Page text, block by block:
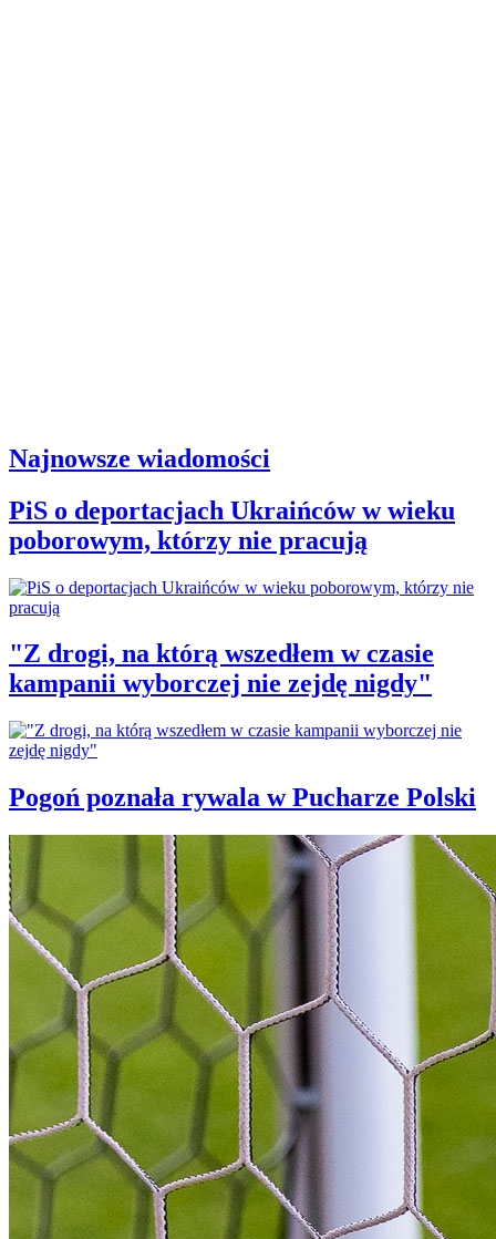
Najnowsze wiadomości
PiS o deportacjach Ukraińców w wieku
poborowym, którzy nie pracują
"Z drogi, na którą wszedłem w czasie
kampanii wyborczej nie zejdę nigdy"
Pogoń poznała rywala w Pucharze Polski